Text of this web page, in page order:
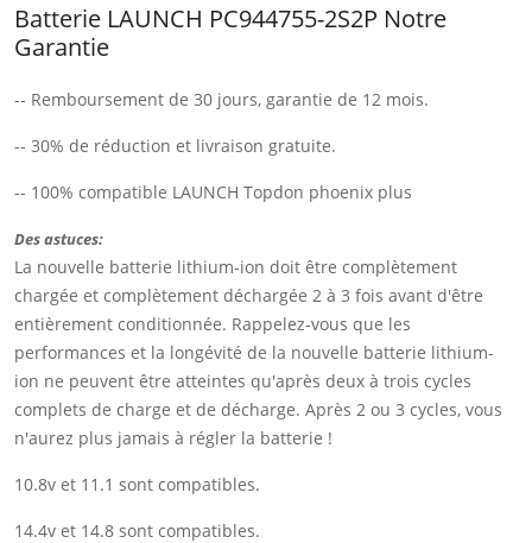
Batterie LAUNCH PC944755-2S2P Notre
Garantie
-- Remboursement de 30 jours, garantie de 12 mois.
-- 30% de réduction et livraison gratuite.
-- 100% compatible LAUNCH Topdon phoenix plus
Des astuces:
La nouvelle batterie lithium-ion doit être complètement
chargée et complètement déchargée 2 à 3 fois avant d'être
entièrement conditionnée. Rappelez-vous que les
performances et la longévité de la nouvelle batterie lithium-
ion ne peuvent être atteintes qu'après deux à trois cycles
complets de charge et de décharge. Après 2 ou 3 cycles, vous
n'aurez plus jamais à régler la batterie !
10.8v et 11.1 sont compatibles.
14.4v et 14.8 sont compatibles.